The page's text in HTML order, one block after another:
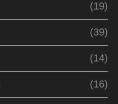
(19)
(39)
(14)
(16)